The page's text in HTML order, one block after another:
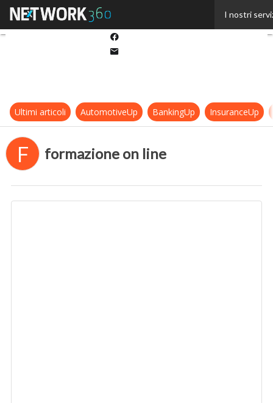
I nostri
Ultimi articoli AutomotiveUp BankingUp InsuranceUp
F formazione on line